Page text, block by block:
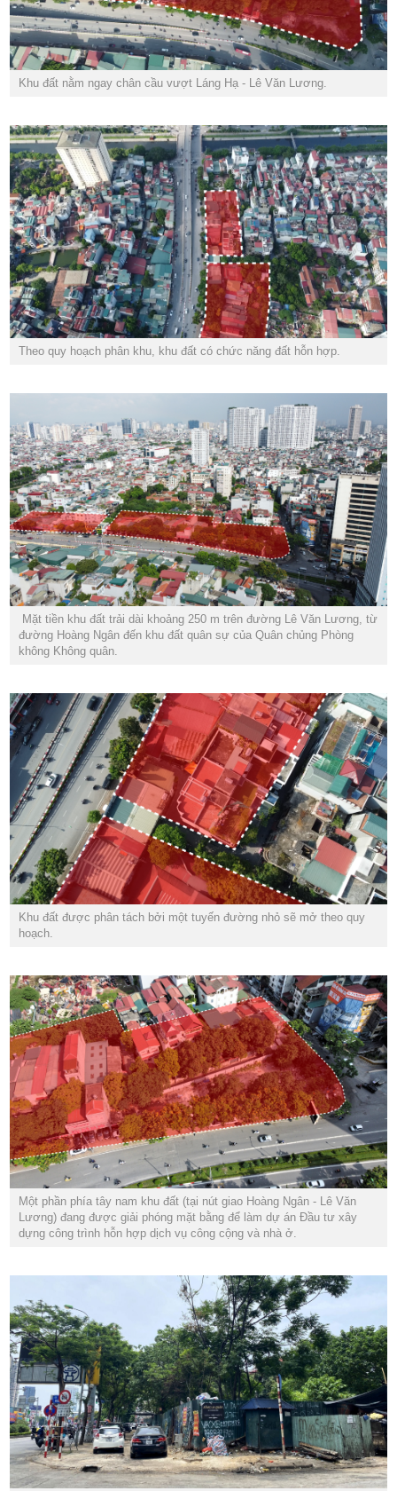
Khu đất nằm ngay chân cầu vượt Láng Hạ - Lê Văn Lương.
Theo quy hoạch phân khu, khu đất có chức năng đất hỗn hợp.
Mặt tiền khu đất trải dài khoảng 250 m trên đường Lê Văn Lương, từ
đường Hoàng Ngân đến khu đất quân sự của Quân chủng Phòng
không Không quân.
Khu đất được phân tách bởi một tuyến đường nhỏ sẽ mở theo quy
hoạch.
Một phần phía tây nam khu đất (tại nút giao Hoàng Ngân - Lê Văn
Lương) đang được giải phóng mặt bằng để làm dự án Đầu tư xây
dựng công trình hỗn hợp dịch vụ công cộng và nhà ở.